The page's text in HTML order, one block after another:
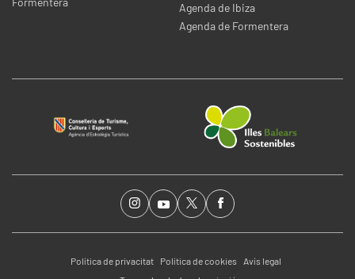
Agenda de Ibiza
Agenda de Formentera
Política de privacitat Política de cookies
Avís legal